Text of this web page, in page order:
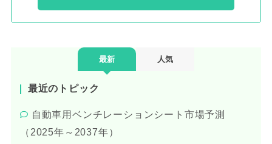
最新 人気
最近のトピック
自動車用ベンチレーションシート市場予測
（2025年～2037年）